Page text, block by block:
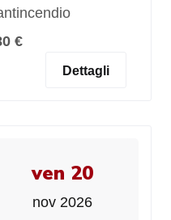
€
Dettagli
ven 20
nov 2026